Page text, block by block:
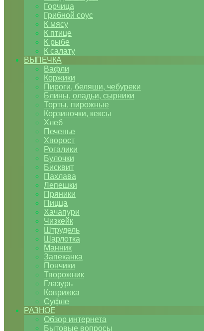
Горчица
Грибной соус
К мясу
К птице
К рыбе
К салату
ВЫПЕЧКА
Вафли
Коржики
Пироги, беляши, чебуреки
Блины, оладьи, сырники
Торты, пирожные
Корзиночки, кексы
Хлеб
Печенье
Хворост
Рогалики
Булочки
Бисквит
Пахлава
Лепешки
Пряники
Пицца
Хачапури
Чизкейк
Штрудель
Шарлотка
Манник
Запеканка
Пончики
Творожник
Глазурь
Коврижка
Суфле
РАЗНОЕ
Обзор интернета
Бытовые вопросы